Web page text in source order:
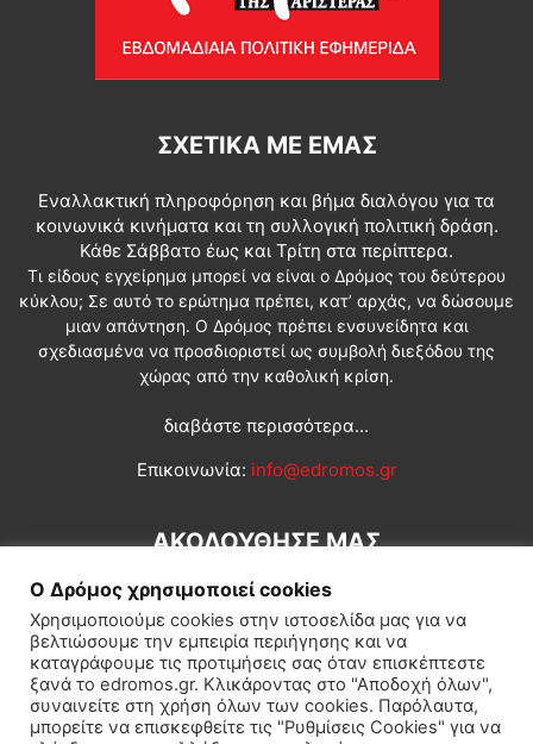
ΣΧΕΤΙΚΆ ΜΕ ΕΜΆΣ
Εναλλακτική πληροφόρηση και βήμα διαλόγου για τα
κοινωνικά κινήματα και τη συλλογική πολιτική δράση.
Κάθε Σάββατο έως και Τρίτη στα περίπτερα.
Τι είδους εγχείρημα μπορεί να είναι ο Δρόμος του δεύτερου
κύκλου; Σε αυτό το ερώτημα πρέπει, κατ’ αρχάς, να δώσουμε
μιαν απάντηση. Ο Δρόμος πρέπει ενσυνείδητα και
σχεδιασμένα να προσδιοριστεί ως συμβολή διεξόδου της
χώρας από την καθολική κρίση.
διαβάστε περισσότερα...
Επικοινωνία: info@edromos.gr
ΑΚΟΛΟΥΘΗΣΕ ΜΑΣ
Εγγραφή συνδρομητή Πολιτική Διεθνή Κοινωνία
Ο Δρόμος χρησιμοποιεί cookies
Χρησιμοποιούμε cookies στην ιστοσελίδα μας για να
βελτιώσουμε την εμπειρία περιήγησης και να
καταγράφουμε τις προτιμήσεις σας όταν επισκέπτεστε
ξανά το edromos.gr. Κλικάροντας στο "Αποδοχή όλων",
συναινείτε στη χρήση όλων των cookies. Παρόλαυτα,
μπορείτε να επισκεφθείτε τις "Ρυθμίσεις Cookies" για να